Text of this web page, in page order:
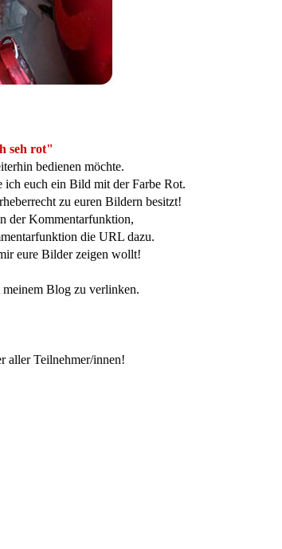
seh rot"
bedienen möchte.
ich euch ein Bild mit der Farbe Rot.
zu euren Bildern besitzt!
der Kommentarfunktion,
die URL dazu.
eure Bilder zeigen wollt!
Blog zu verlinken.
aller Teilnehmer/innen!